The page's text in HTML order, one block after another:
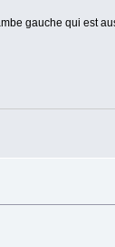
gauche qui est